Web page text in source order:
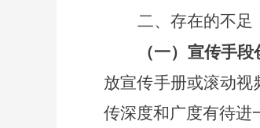
二、存在的不足
（一）宣传手
放宣传手册或滚动
传深度和广度有待进